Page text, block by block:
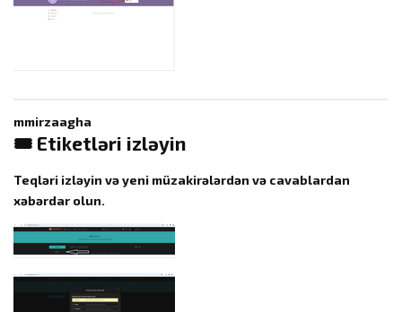
mmirzaagha
🎟 Etiketləri izləyin
Teqləri izləyin və yeni müzakirələrdən və cavablardan
xəbərdar olun.